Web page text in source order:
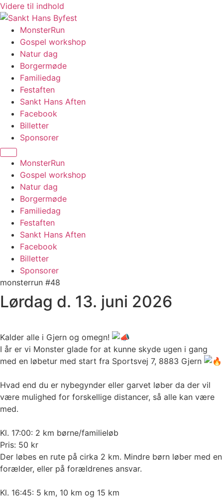
Videre til indhold
MonsterRun
Gospel workshop
Natur dag
Borgermøde
Familiedag
Festaften
Sankt Hans Aften
Facebook
Billetter
Sponsorer
MonsterRun
Gospel workshop
Natur dag
Borgermøde
Familiedag
Festaften
Sankt Hans Aften
Facebook
Billetter
Sponsorer
monsterrun #48
Lørdag d. 13. juni 2026
Kalder alle i Gjern og omegn!
I år er vi Monster glade for at kunne skyde ugen i gang
med en løbetur med start fra Sportsvej 7, 8883 Gjern
Hvad end du er nybegynder eller garvet løber da der vil
være mulighed for forskellige distancer, så alle kan være
med.
Kl. 17:00: 2 km børne/familieløb
Pris: 50 kr
Der løbes en rute på cirka 2 km. Mindre børn løber med en
forælder, eller på forældrenes ansvar.
Kl. 16:45: 5 km, 10 km og 15 km